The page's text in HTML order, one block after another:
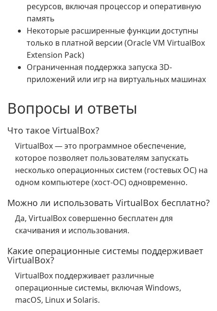
ресурсов, включая процессор и оперативную
память
Некоторые расширенные функции доступны
только в платной версии (Oracle VM VirtualBox
Extension Pack)
Ограниченная поддержка запуска 3D-
приложений или игр на виртуальных машинах
Вопросы и ответы
Что такое VirtualBox?
VirtualBox — это программное обеспечение,
которое позволяет пользователям запускать
несколько операционных систем (гостевых ОС) на
одном компьютере (хост-ОС) одновременно.
Можно ли использовать VirtualBox бесплатно?
Да, VirtualBox совершенно бесплатен для
скачивания и использования.
Какие операционные системы поддерживает
VirtualBox?
VirtualBox поддерживает различные
операционные системы, включая Windows,
macOS, Linux и Solaris.